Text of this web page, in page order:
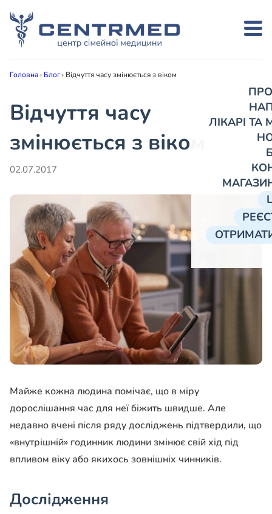
ЛІКАРІ
Головна› Блог› Відчуття часу змінюється з віком
Відчуття часу
змінюється з віком
02.07.2017
Майже кожна людина помічає, що в міру
дорослішання час для неї біжить швидше. Але
недавно вчені після ряду досліджень підтвердили, що
«внутрішній» годинник людини змінює свій хід під
впливом віку або якихось зовнішніх чинників.
Дослідження